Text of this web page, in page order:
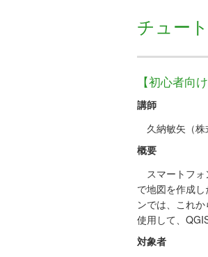
チュー
【初心者向
講師
久納敏矢（株
概要
スマートフォ
で地図を作成
ンでは、これか
使用して、
対象者